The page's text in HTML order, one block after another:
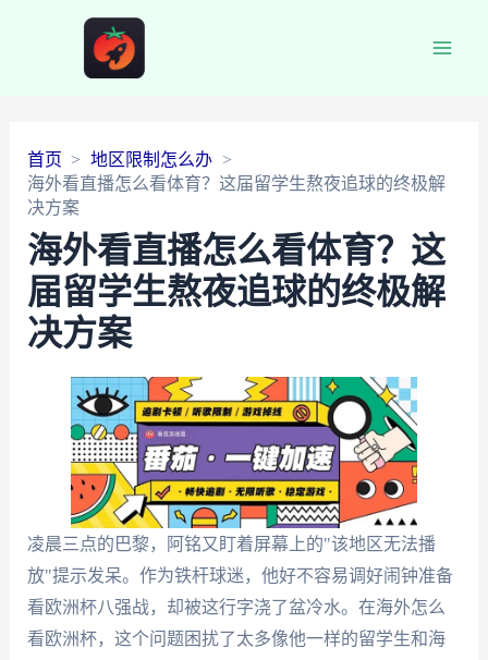
首页
地区限制怎么办
海外看直播怎么看体育？这届留学生熬夜追球的终极解
决方案
海外看直播怎么看体育？这
届留学生熬夜追球的终极解
决方案
凌晨三点的巴黎，阿铭又盯着屏幕上的"该地区无法播
放"提示发呆。作为铁杆球迷，他好不容易调好闹钟准备
看欧洲杯八强战，却被这行字浇了盆冷水。在海外怎么
看欧洲杯，这个问题困扰了太多像他一样的留学生和海